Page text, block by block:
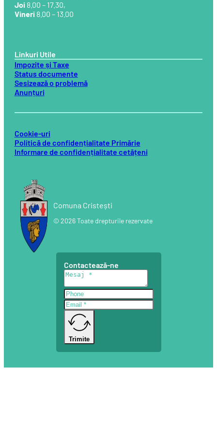
Joi8.00 – 17.30,
Vineri8.00 – 13.00
Linkuri Utile
Impozite și Taxe
Status documente
Sesizează o problemă
Anunțuri
Comuna Cristești
© 2026 Toate drepturile rezervate
Cookie-uri
Politică de confidențialitate Primărie
Informare de confidențialitate cetățeni
Contactează-ne
Trimite